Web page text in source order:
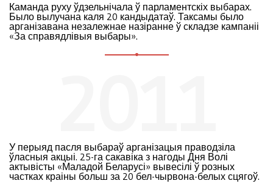
Каманда руху ўдзельнічала ў парламентскіх выбарах.
Было вылучана каля 20 кандыдатаў. Таксамы было
арганізавана незалежнае назіранне ў складзе кампаніі
«За справядлівыя выбары».
У перыяд пасля выбараў арганізацыя праводзіла
ўласныя акцыі. 25-га сакавіка з нагоды Дня Волі
актывісты «Маладой Беларусі» вывесілі ў розных
частках краіны больш за 20 бел-чырвона-белых сцягоў.